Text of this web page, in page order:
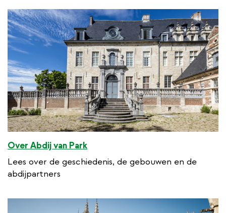
Over Abdij van Park
Lees over de geschiedenis, de gebouwen en de
abdijpartners